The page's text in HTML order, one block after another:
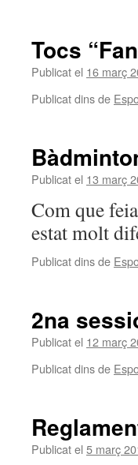
Tocs
Publicat el 16 març
Publicat dins de
Publicat el 13 març
Com que
estat molt
Publicat dins de
2na
Publicat el 12 març
Publicat dins de
Publicat el 5 març